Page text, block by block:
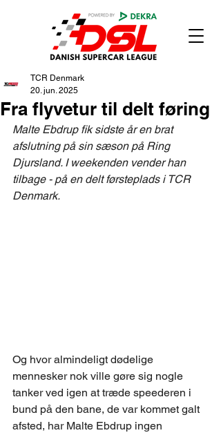
Fra flyvetur til delt føring
TCR Denmark
20. jun. 2025
Malte Ebdrup fik sidste år en brat
afslutning på sin sæson på Ring
Djursland. I weekenden vender han
tilbage - på en delt førsteplads i TCR
Denmark.
Og hvor almindeligt dødelige
mennesker nok ville gøre sig nogle
tanker ved igen at træde speederen i
bund på den bane, de var kommet galt
afsted, har Malte Ebdrup ingen